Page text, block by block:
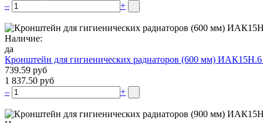
–
+
Наличие:
да
Кронштейн для гигиенических радиаторов (600 мм)
739.59 руб
1 837.50 руб
–
+